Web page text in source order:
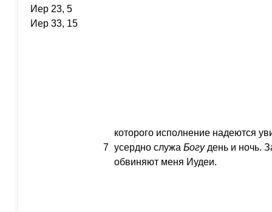
Иер 23, 5
Иер 33, 15
7
которого исполнение надеются
усердно служа Богудень и ночь.
обвиняют меня Иудеи.